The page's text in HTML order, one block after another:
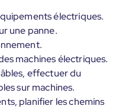
électriques.
une panne.
machines électriques.
effectuer du
sur machines.
planifier les chemins